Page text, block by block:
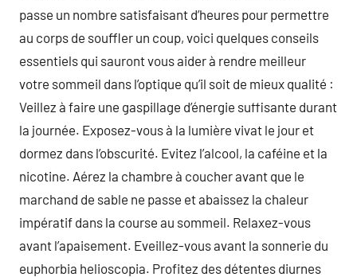
passe un nombre satisfaisant d’heures pour permettre
au corps de souffler un coup, voici quelques conseils
essentiels qui sauront vous aider à rendre meilleur
votre sommeil dans l’optique qu’il soit de mieux qualité :
Veillez à faire une gaspillage d’énergie suffisante durant
la journée. Exposez-vous à la lumière vivat le jour et
dormez dans l’obscurité. Evitez l’alcool, la caféine et la
nicotine. Aérez la chambre à coucher avant que le
marchand de sable ne passe et abaissez la chaleur
impératif dans la course au sommeil. Relaxez-vous
avant l’apaisement. Eveillez-vous avant la sonnerie du
euphorbia helioscopia. Profitez des détentes diurnes